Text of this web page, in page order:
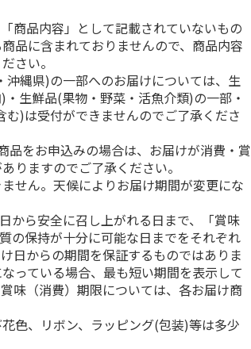
商品内容」として記載されていないもの
品に含まれておりませんので、商品内容
さい。
縄県)の一部へのお届けについては、生
生鮮品(果物・野菜・活魚介類)の一部・
)は受付ができませんのでご了承くださ
をお申込みの場合は、お届けが消費・賞
りますのでご了承ください。
せん。天候によりお届け期間が変更にな
から安全に召し上がれる日まで、「賞味
の保持が十分に可能な日までをそれぞれ
日からの期間を保証するものではありま
っている場合、最も短い期間を表示して
味（消費）期限については、各お届け商
色、リボン、ラッピング(包装)等は多少